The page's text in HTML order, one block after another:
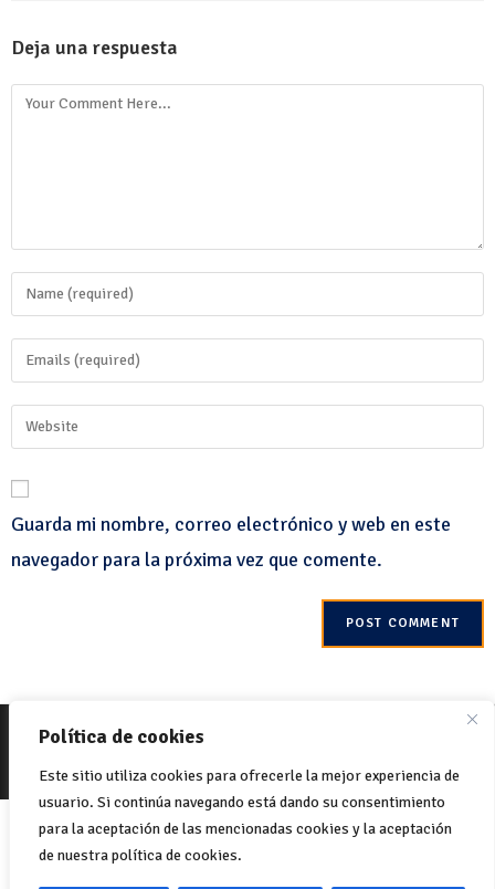
Política de cookies
Este sitio utiliza cookies para ofrecerle la mejor experiencia de
usuario. Si continúa navegando está dando su consentimiento
para la aceptación de las mencionadas cookies y la aceptación
de nuestra política de cookies.
Deja una respuesta
Guarda mi nombre, correo electrónico y web en este
navegador para la próxima vez que comente.
© 2022 Net-One.org. Todos los derechos reservados. Sitio por
MVC
Política de privacidad
Italiano English(Inglés)
Français